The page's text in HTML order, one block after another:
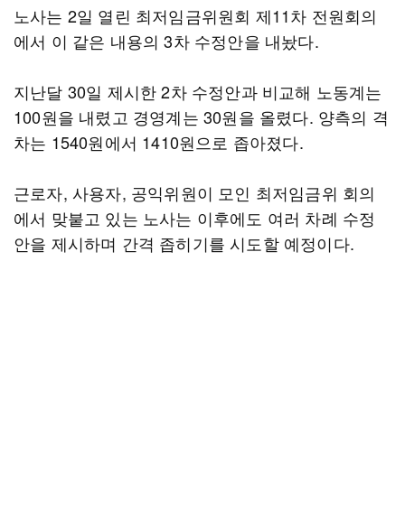
노사는 2일 열린 최저임금위원회 제11차 전원회의
에서 이 같은 내용의 3차 수정안을 내놨다.
지난달 30일 제시한 2차 수정안과 비교해 노동계는
100원을 내렸고 경영계는 30원을 올렸다. 양측의 격
차는 1540원에서 1410원으로 좁아졌다.
근로자, 사용자, 공익위원이 모인 최저임금위 회의
에서 맞붙고 있는 노사는 이후에도 여러 차례 수정
안을 제시하며 간격 좁히기를 시도할 예정이다.